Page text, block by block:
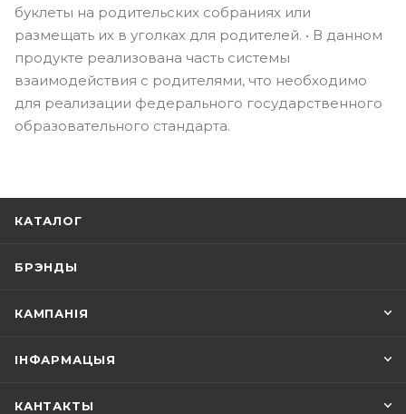
буклеты на родительских собраниях или
размещать их в уголках для родителей. • В данном
продукте реализована часть системы
взаимодействия с родителями, что необходимо
для реализации федерального государственного
образовательного стандарта.
КАТАЛОГ
БРЭНДЫ
КАМПАНІЯ
ІНФАРМАЦЫЯ
КАНТАКТЫ